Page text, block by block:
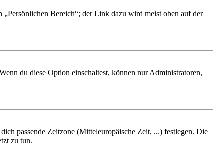
„Persönlichen Bereich“; der Link dazu wird meist oben auf der
du diese Option einschaltest, können nur Administratoren,
passende Zeitzone (Mitteleuropäische Zeit, ...) festlegen. Die
zu tun.